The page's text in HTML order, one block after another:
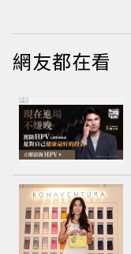
網友都在看
PR